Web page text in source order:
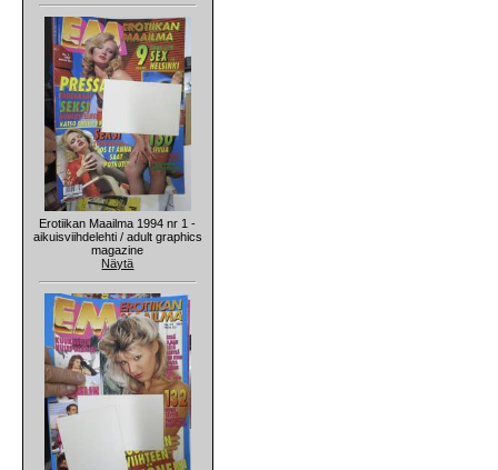
Erotiikan Maailma 1994 nr 1 -
aikuisviihdelehti / adult graphics
magazine
Näytä